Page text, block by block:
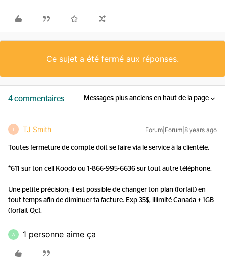
Ce sujet a été fermé aux réponses.
4 commentaires Messages plus anciens en haut de la page
T TJ Smith Forum|Forum|8 years ago
Toutes fermeture de compte doit se faire via le service à la clientèle.
*611 sur ton cell Koodo ou 1-866-995-6636 sur tout autre téléphone.
Une petite précision; il est possible de changer ton plan (forfait) en
tout temps afin de diminuer ta facture. Exp 35$, illimité Canada + 1GB
(forfait Qc).
A 1 personne aime ça